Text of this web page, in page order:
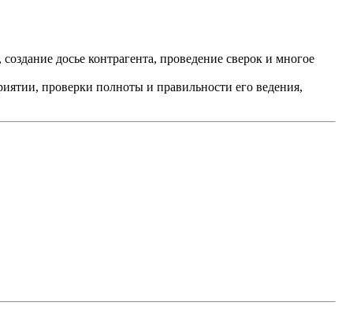
досье контрагента, проведение сверок и многое
проверки полноты и правильности его ведения,